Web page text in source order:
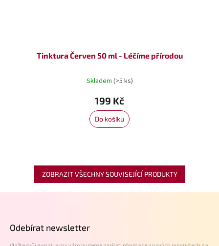
Tinktura Červen 50 ml - Léčíme přírodou
Skladem (>5 ks)
199 Kč
Do košíku
ZOBRAZIT VŠECHNY SOUVISEJÍCÍ PRODUKTY
Odebírat newsletter